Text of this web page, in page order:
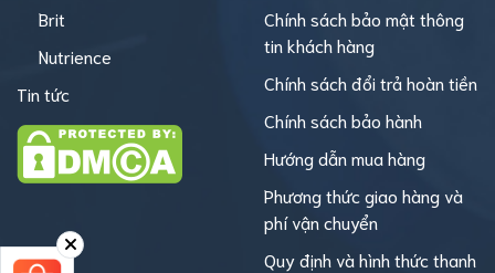
Brit
Nutrience
Tin tức
Chính sách bảo mật thông
tin khách hàng
Chính sách đổi trả hoàn tiền
Chính sách bảo hành
Hướng dẫn mua hàng
Phương thức giao hàng và
phí vận chuyển
Quy định và hình thức thanh